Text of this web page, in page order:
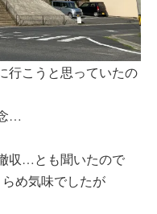
行こうと思っていたの
…
収…とも聞いたので
め気味でしたが